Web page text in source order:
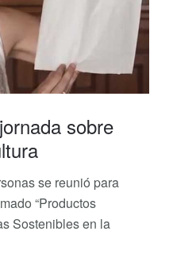
sobre
se reunió para
“Productos
Sostenibles en la